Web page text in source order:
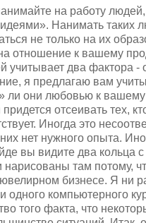
на работу
Нанимать таких
не только на их
отношение к вашему
учитывает два фактора -
я предлагаю вам
ли они любовью к вашему
отсеивать тех,
Иногда это
нет нужного опыта.
вы видите два кольца с
там потому,
бизнесе. Я ни
одного компьютерного
того факта, что